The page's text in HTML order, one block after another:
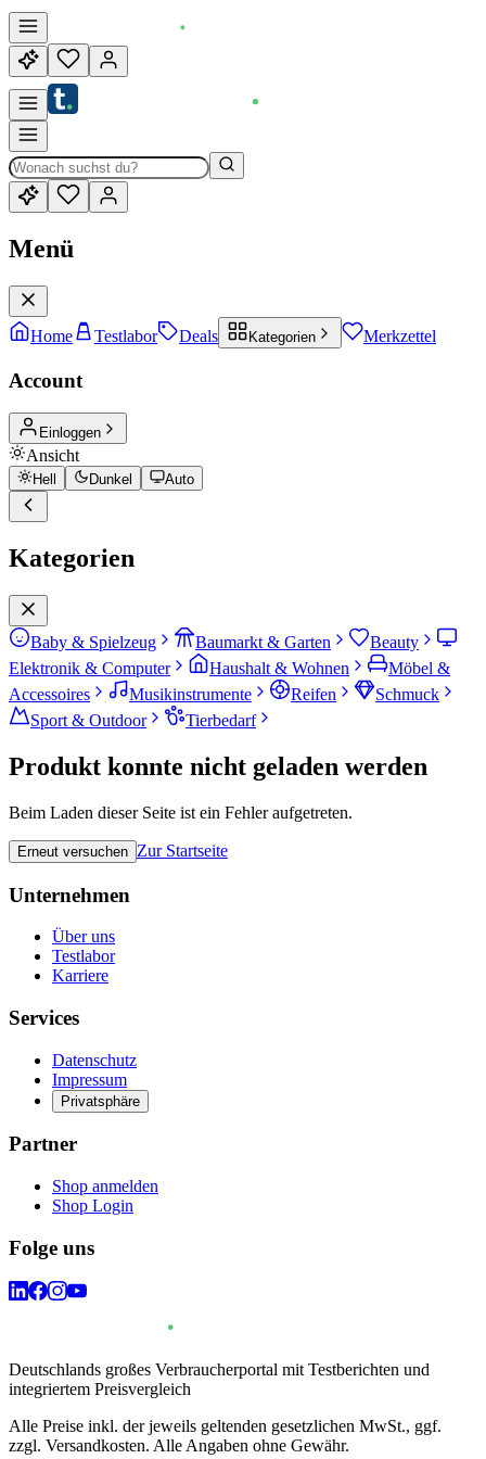
Menü
Home Testlabor Deals Kategorien Merkzettel
Account
Einloggen
Ansicht
Hell Dunkel Auto
Kategorien
Baby & Spielzeug Baumarkt & Garten
Beauty
Elektronik & Computer
Haushalt & Wohnen
Möbel &
Accessoires
Musikinstrumente Reifen
Schmuck
Sport & Outdoor
Tierbedarf
Produkt konnte nicht geladen werden
Beim Laden dieser Seite ist ein Fehler aufgetreten.
Erneut versuchen Zur Startseite
Unternehmen
Über uns
Testlabor
Karriere
Services
Datenschutz
Impressum
Privatsphäre
Partner
Shop anmelden
Shop Login
Folge uns
Deutschlands großes Verbraucherportal mit Testberichten und
integriertem Preisvergleich
Alle Preise inkl. der jeweils geltenden gesetzlichen MwSt., ggf.
zzgl. Versandkosten. Alle Angaben ohne Gewähr.